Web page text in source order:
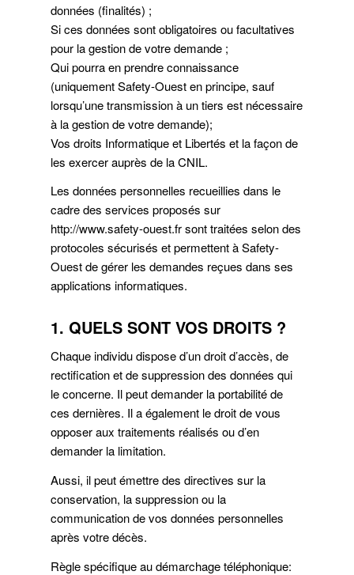
données (finalités) ;
Si ces données sont obligatoires ou facultatives
pour la gestion de votre demande ;
Qui pourra en prendre connaissance
(uniquement Safety-Ouest en principe, sauf
lorsqu’une transmission à un tiers est nécessaire
à la gestion de votre demande);
Vos droits Informatique et Libertés et la façon de
les exercer auprès de la CNIL.
Les données personnelles recueillies dans le
cadre des services proposés sur
http://www.safety-ouest.fr sont traitées selon des
protocoles sécurisés et permettent à Safety-
Ouest de gérer les demandes reçues dans ses
applications informatiques.
1. QUELS SONT VOS DROITS ?
Chaque individu dispose d’un droit d’accès, de
rectification et de suppression des données qui
le concerne. Il peut demander la portabilité de
ces dernières. Il a également le droit de vous
opposer aux traitements réalisés ou d’en
demander la limitation.
Aussi, il peut émettre des directives sur la
conservation, la suppression ou la
communication de vos données personnelles
après votre décès.
Règle spécifique au démarchage téléphonique: